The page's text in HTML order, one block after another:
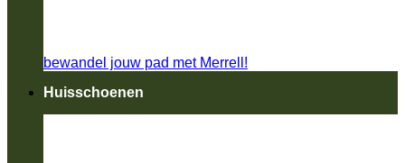
bewandel jouw pad met Merrell!
Huisschoenen